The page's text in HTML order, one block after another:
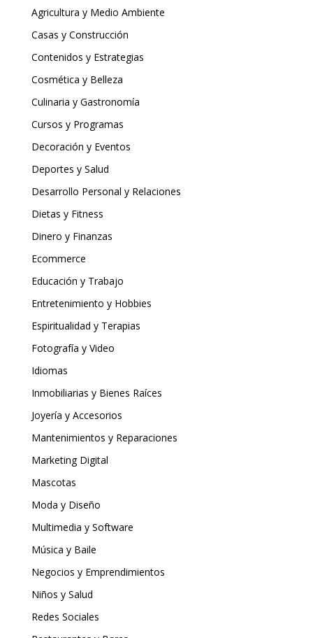
Agricultura y Medio Ambiente
Casas y Construcción
Contenidos y Estrategias
Cosmética y Belleza
Culinaria y Gastronomía
Cursos y Programas
Decoración y Eventos
Deportes y Salud
Desarrollo Personal y Relaciones
Dietas y Fitness
Dinero y Finanzas
Ecommerce
Educación y Trabajo
Entretenimiento y Hobbies
Espiritualidad y Terapias
Fotografía y Video
Idiomas
Inmobiliarias y Bienes Raíces
Joyería y Accesorios
Mantenimientos y Reparaciones
Marketing Digital
Mascotas
Moda y Diseño
Multimedia y Software
Música y Baile
Negocios y Emprendimientos
Niños y Salud
Redes Sociales